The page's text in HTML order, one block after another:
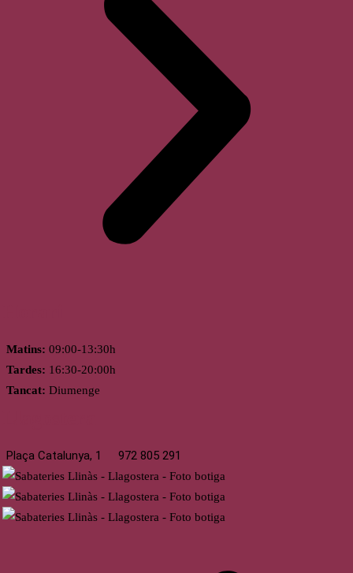
Matins: 09:00-13:30h
Tardes: 16:30-20:00h
Tancat: Diumenge
Plaça Catalunya, 1 972 805 291